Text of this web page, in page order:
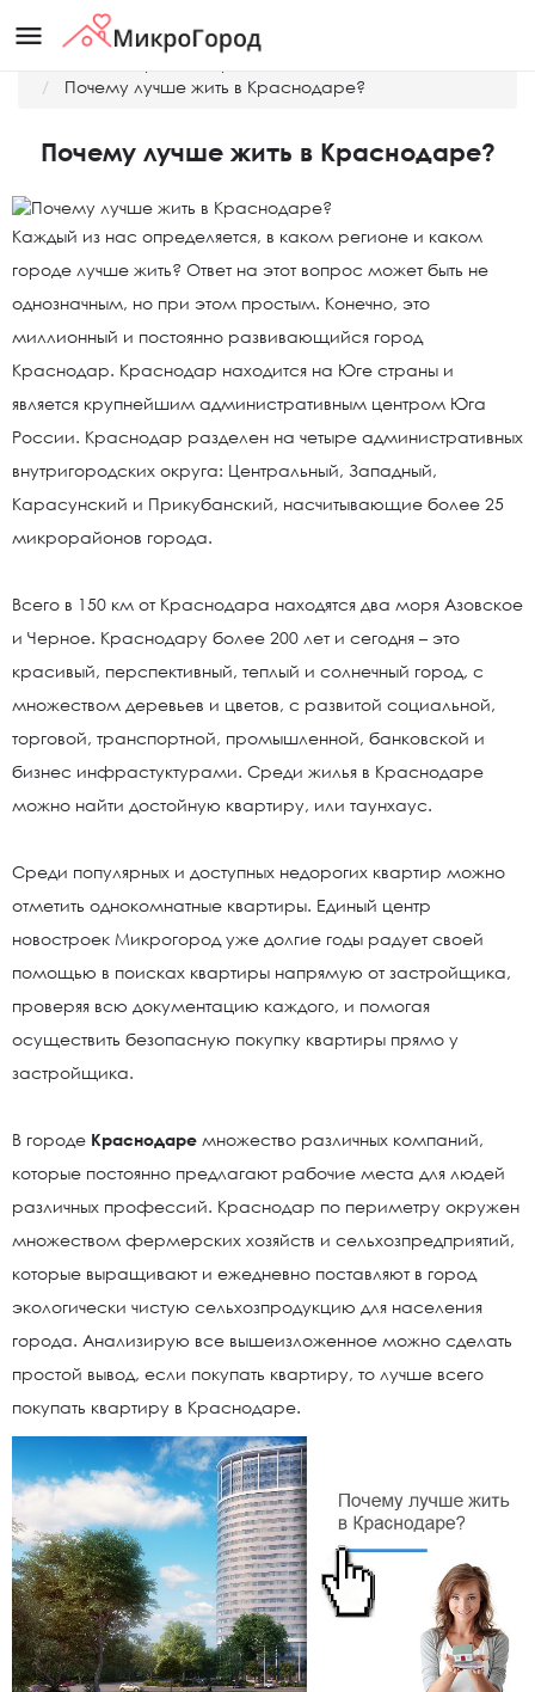
menu
Почему лучше жить в Краснодаре?
Почему лучше жить в Краснодаре?
Каждый из нас определяется, в каком регионе и каком
городе лучше жить? Ответ на этот вопрос может быть не
однозначным, но при этом простым. Конечно, это
миллионный и постоянно развивающийся город
Краснодар. Краснодар находится на Юге страны и
является крупнейшим административным центром Юга
России. Краснодар разделен на четыре административных
внутригородских округа: Центральный, Западный,
Карасунский и Прикубанский, насчитывающие более 25
микрорайонов города.
Всего в 150 км от Краснодара находятся два моря Азовское
и Черное. Краснодару более 200 лет и сегодня – это
красивый, перспективный, теплый и солнечный город, с
множеством деревьев и цветов, с развитой социальной,
торговой, транспортной, промышленной, банковской и
бизнес инфрастуктурами. Среди жилья в Краснодаре
можно найти достойную квартиру, или таунхаус.
Среди популярных и доступных недорогих квартир можно
отметить однокомнатные квартиры. Единый центр
новостроек Микрогород уже долгие годы радует своей
помощью в поисках квартиры напрямую от застройщика,
проверяя всю документацию каждого, и помогая
осуществить безопасную покупку квартиры прямо у
застройщика.
В городе Краснодаре множество различных компаний,
которые постоянно предлагают рабочие места для людей
различных профессий. Краснодар по периметру окружен
множеством фермерских хозяйств и сельхозпредприятий,
которые выращивают и ежедневно поставляют в город
экологически чистую сельхозпродукцию для населения
города. Анализирую все вышеизложенное можно сделать
простой вывод, если покупать квартиру, то лучше всего
покупать квартиру в Краснодаре.